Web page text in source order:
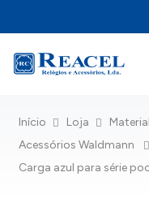
Início Loja
Acessórios Waldmann
Carga azul para série